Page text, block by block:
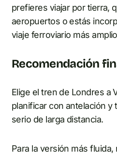
prefieres viajar por tierra,
aeropuertos o estás
viaje ferroviario más
Recomendación
Elige el tren de Londres a
planificar con antelación y
serio de larga distancia.
Para la versión más